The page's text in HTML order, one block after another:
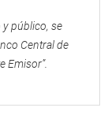
y público, se
Central de
Emisor”.